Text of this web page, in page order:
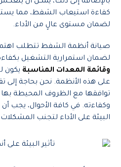
كفاءة استيعاب الشفط، مما
لضمان مستوى عالٍ من الأداء.
صيانة أنظمة الشفط تتطلب
لضمان استمرارية التشغيل
وقائمة المعدات المناسبة يكون
على هذه الأنظمة. نحن بحاجة إلى
توافقها مع الظروف المحيطة
وكفاءته. في كافة الأحوال، يجب أن
البيئة على الأداء لتجنب